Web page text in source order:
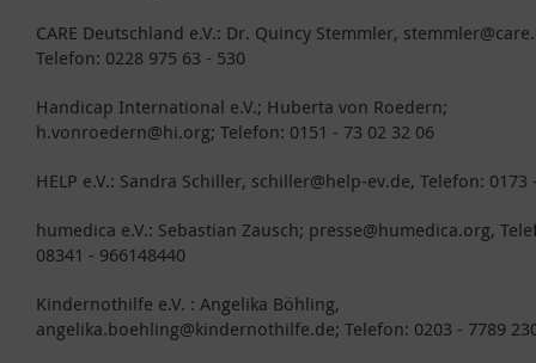
CARE Deutschland e.V.: Dr. Quincy Stemmler,
Telefon: 0228 975 63 - 530
Handicap International e.V.; Huberta von Roedern;
h.vonroedern@hi.org; Telefon: 0151 - 73 02 32 06
HELP e.V.: Sandra Schiller, schiller@help-ev.de, Telefon: 0173
humedica e.V.: Sebastian Zausch; presse@humedica.org,
08341 - 966148440
Kindernothilfe e.V. : Angelika Böhling,
angelika.boehling@kindernothilfe.de; Telefon: 0203 - 7789